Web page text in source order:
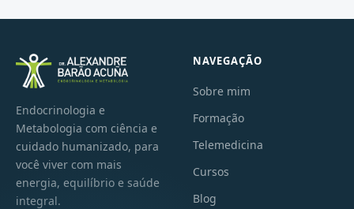
Endocrinologia e
Metabologia com ciência e
cuidado humanizado, para
você viver com mais
energia, equilíbrio e saúde
integral.
NAVEGAÇÃO
Sobre mim
Formação
Telemedicina
Cursos
Blog